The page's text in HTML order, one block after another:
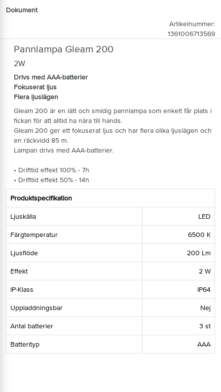
Pannlampa Gleam 200
2W
Drivs med AAA-batterier
Fokuserat ljus
Flera ljuslägen
Gleam 200 är en lätt och smidig pannlampa som enkelt får plats i
fickan för att alltid ha nära till hands.
Gleam 200 ger ett fokuserat ljus och har flera olika ljuslägen och
en räckvidd 85 m.
Lampan drivs med AAA-batterier.
• Drifttid effekt 100% - 7h
• Drifttid effekt 50% - 14h
Produktspecifikation
Ljuskälla LED
Färgtemperatur 6500 K
Ljusflöde 200 Lm
Effekt 2 W
IP-Klass IP64
Uppladdningsbar Nej
Antal batterier 3 st
Batterityp AAA
Dokument
Artikelnummer:
1361006713569